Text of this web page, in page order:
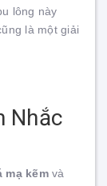
lông này
là một giải
Nhắc
mạ kẽmvà